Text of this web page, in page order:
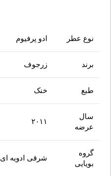
نوع عطر ادو پرفیوم
برند زرجوف
طبع خنک
سال
عرضه
۲۰۱۱
گروه
بویایی
شرقی ادویه ای